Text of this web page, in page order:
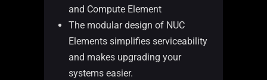
and Compute Element
The modular design of NUC
Elements simplifies serviceability
and makes upgrading your
systems easier.